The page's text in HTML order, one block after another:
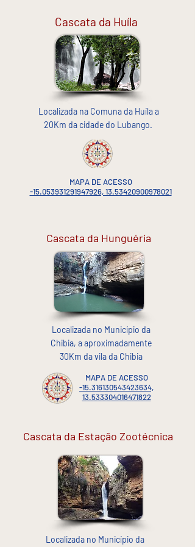
Cascata da Huíla
Localizada na Comuna da Huíla a
20Km da cidade do Lubango.
MAPA DE ACESSO
-15.053931291947926, 13.53420900978021
Cascata da Hunguéria
Localizada no Município da
Chibia, a aproximadamente
30Km da vila da Chibia
MAPA DE ACESSO
-15.316130543423634,
13.533304016471822
Cascata da Estação Zootécnica
Localizada no Município da